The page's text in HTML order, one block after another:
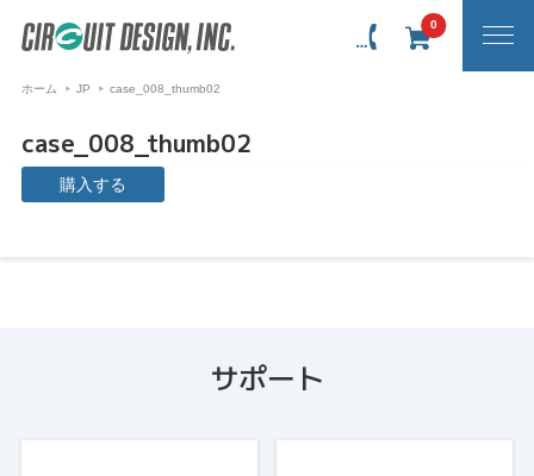
0
ホーム JP case_008_thumb02
case_008_thumb02
購入する
サポート